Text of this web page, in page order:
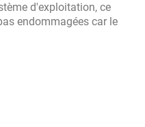
d'exploitation, ce
endommagées car le